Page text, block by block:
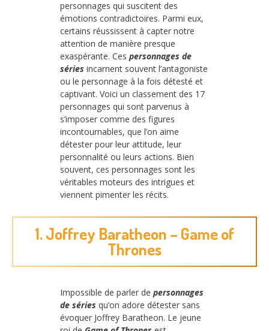
personnages qui suscitent des
émotions contradictoires. Parmi eux,
certains réussissent à capter notre
attention de manière presque
exaspérante. Ces personnages de
séries incarnent souvent l’antagoniste
ou le personnage à la fois détesté et
captivant. Voici un classement des 17
personnages qui sont parvenus à
s’imposer comme des figures
incontournables, que l’on aime
détester pour leur attitude, leur
personnalité ou leurs actions. Bien
souvent, ces personnages sont les
véritables moteurs des intrigues et
viennent pimenter les récits.
1. Joffrey Baratheon – Game of
Thrones
Impossible de parler de personnages
de séries qu’on adore détester sans
évoquer Joffrey Baratheon. Le jeune